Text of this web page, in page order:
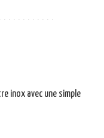
inox avec une simple